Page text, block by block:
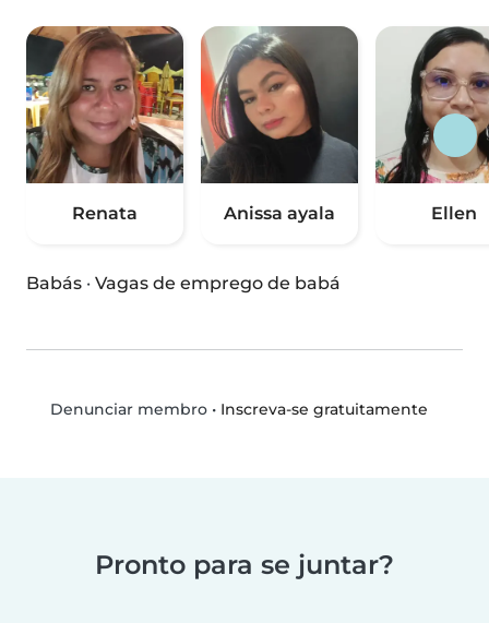
Renata Anissa ayala Ellen
Babás · Vagas de emprego de babá
Denunciar membro• Inscreva-se gratuitamente
Pronto para se juntar?